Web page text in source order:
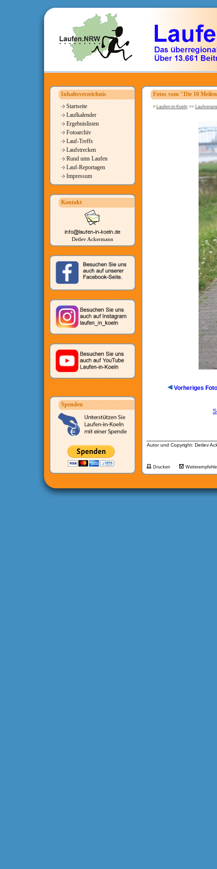
Inhaltsverzeichnis
Startseite
Laufkalender
Ergebnislisten
Fotoarchiv
Lauf-Treffs
Laufstrecken
Rund ums Laufen
Lauf-Reportagen
Impressum
Kontakt
Detlev Ackermann
Spenden
Fotos vom "Die 10
Laufen-in-Koeln>>
Vorheriges Foto
Autor und Copyright: Detlev
Drucken